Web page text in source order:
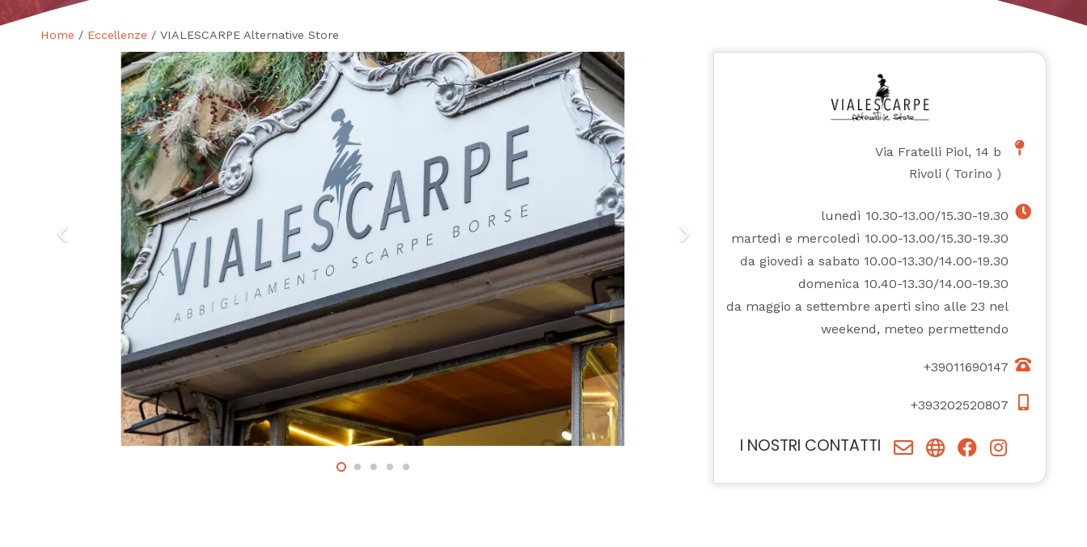
Home / Eccellenze / VIALESCARPE Alternative Store
Via Fratelli Piol, 14 b
Rivoli ( Torino )
lunedì 10.30-13.00/15.30-19.30
martedì e mercoledì 10.00-13.00/15.30-19.30
da giovedì a sabato 10.00-13.30/14.00-19.30
domenica 10.40-13.30/14.00-19.30
da maggio a settembre aperti sino alle 23 nel
weekend, meteo permettendo
+39011690147
+393202520807
I NOSTRI CONTATTI